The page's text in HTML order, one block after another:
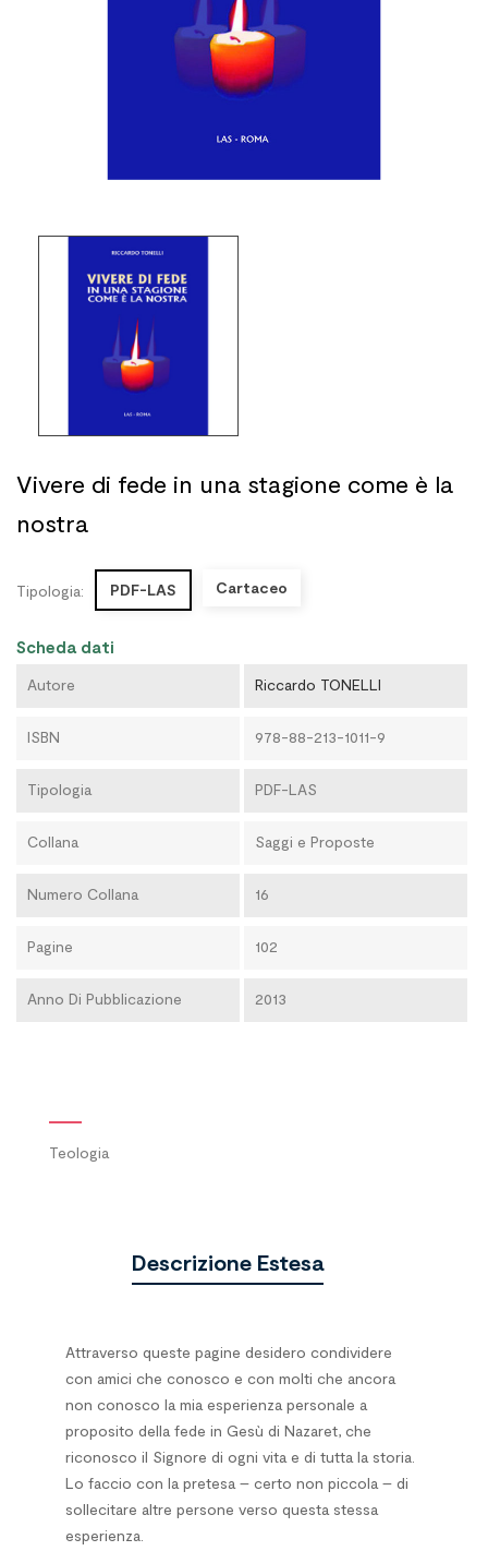
Vivere di fede in una stagione come è la
nostra
Tipologia: PDF-LAS Cartaceo
Scheda dati
Autore Riccardo TONELLI
ISBN 978-88-213-1011-9
Tipologia PDF-LAS
Collana Saggi e Proposte
Numero Collana 16
Pagine 102
Anno Di Pubblicazione 2013
Teologia
Descrizione Estesa
Attraverso queste pagine desidero condividere
con amici che conosco e con molti che ancora
non conosco la mia esperienza personale a
proposito della fede in Gesù di Nazaret, che
riconosco il Signore di ogni vita e di tutta la storia.
Lo faccio con la pretesa – certo non piccola – di
sollecitare altre persone verso questa stessa
esperienza.